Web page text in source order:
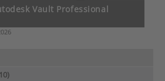
Vault Professional